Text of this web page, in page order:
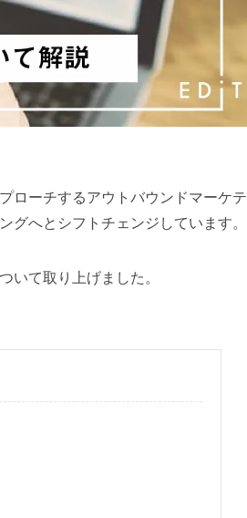
ローチするアウトバウンドマーケテ
グへとシフトチェンジしています。
いて取り上げました。